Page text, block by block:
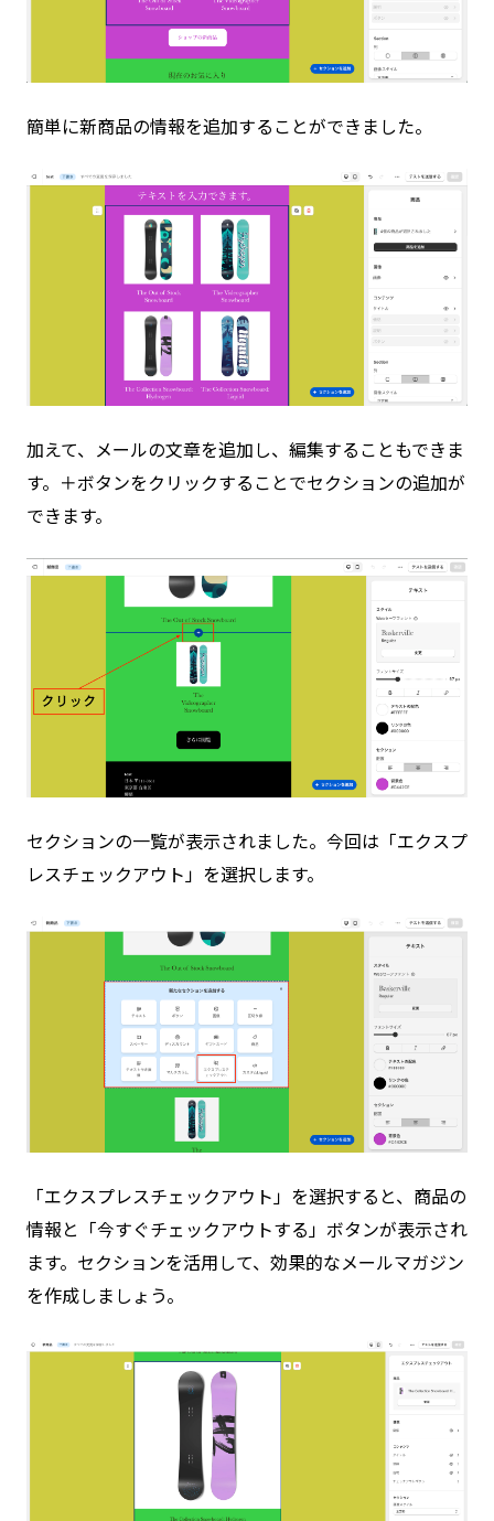
簡単に新商品の情報を追加することができました。
加えて、メールの文章を追加し、編集することもできま
す。＋ボタンをクリックすることでセクションの追加が
できます。
セクションの一覧が表示されました。今回は「エクスプ
レスチェックアウト」を選択します。
「エクスプレスチェックアウト」を選択すると、商品の
情報と「今すぐチェックアウトする」ボタンが表示され
ます。セクションを活用して、効果的なメールマガジン
を作成しましょう。